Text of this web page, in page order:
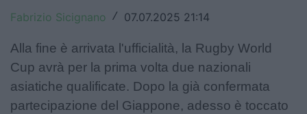
Challenge Cup
World Rugby
Rugby World Cup
Super Rugby
Fabrizio Sicignano / 07.07.2025 21:14
Alla fine è arrivata l'ufficialità, la Rugby World
Cup avrà per la prima volta due nazionali
asiatiche qualificate. Dopo la già confermata
partecipazione del Giappone, adesso è toccato